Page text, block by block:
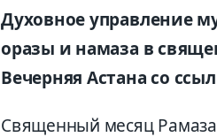
Духовное управление
оразы и намаза в
Вечерняя Астана со
Священный месяц